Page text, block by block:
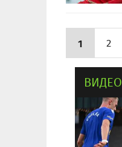
1 2
ВИДЕО